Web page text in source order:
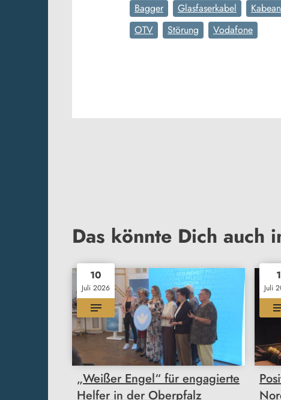
Bagger Glasfaserkabel
OTV
Störung Vodafone
Das könnte Dich auch
10
Juli 2026
„Weißer Engel“ für engagierte
Helfer in der Oberpfalz
1
Juli